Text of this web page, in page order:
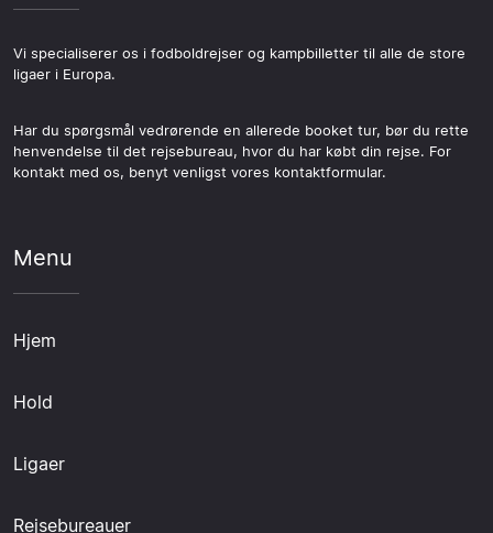
Vi specialiserer os i fodboldrejser og kampbilletter til alle de store
ligaer i Europa.
Har du spørgsmål vedrørende en allerede booket tur, bør du rette
henvendelse til det rejsebureau, hvor du har købt din rejse. For
kontakt med os, benyt venligst vores kontaktformular.
Menu
Hjem
Hold
Ligaer
Rejsebureauer